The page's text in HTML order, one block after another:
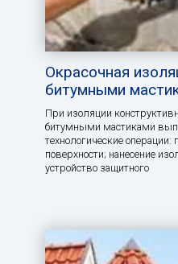
Окрасочная
битумными
При изоляции
битумными мастиками
технологические операции:
поверхности; нанесение
устройство защитного